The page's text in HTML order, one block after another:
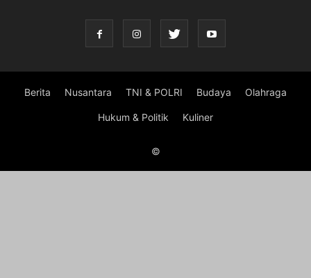
Berita Nusantara TNI & POLRI Budaya Olahraga
Hukum & Politik Kuliner
©